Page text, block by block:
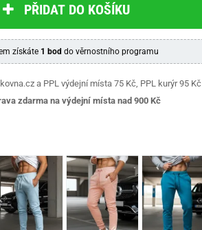
PŘIDAT DO KOŠÍKU
získáte 1 bod do věrnostního programu
a PPL výdejní místa 75 Kč, PPL kurýr 95 Kč
zdarma na výdejní místa nad 900 Kč